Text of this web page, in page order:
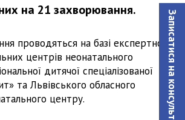
Записатися на консультацiю
на 21 захворювання.
проводяться на базі експертного
центрів неонатального
дитячої спеціалізованої
та Львівського обласного
центру.